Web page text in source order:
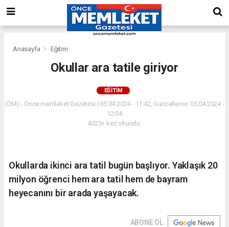
Anasayfa Eğitim
Okullar ara tatile giriyor
EĞITIM
(ÖM) - Önce memleket Gazetesi | 05.04.2024 - 11:42, Güncelleme: 05.04.2024 -
12:04
4025+ kez okundu.
Okullarda ikinci ara tatil bugün başlıyor. Yaklaşık 20
milyon öğrenci hem ara tatil hem de bayram
heyecanını bir arada yaşayacak.
ABONE OL